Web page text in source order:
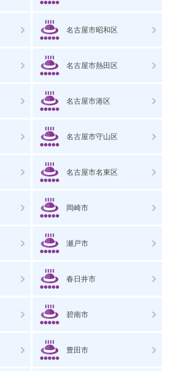
名古屋市昭和区
名古屋市熱田区
名古屋市港区
名古屋市守山区
名古屋市名東区
岡崎市
瀬戸市
春日井市
碧南市
豊田市